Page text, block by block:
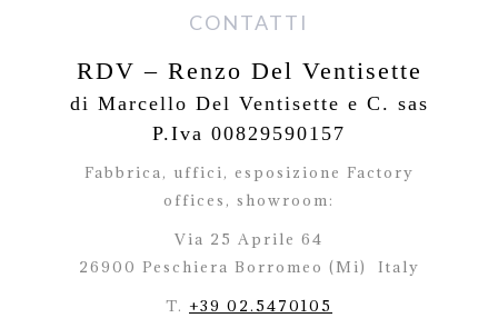
CONTATTI
RDV – Renzo Del Ventisette
di Marcello Del Ventisette e C. sas
P.Iva 00829590157
Fabbrica, uffici, esposizione Factory
offices, showroom:
Via 25 Aprile 64
26900 Peschiera Borromeo (Mi)
Italy
T. +39 02.5470105